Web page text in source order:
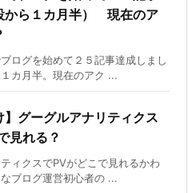
から１カ月半） 現在のア
ログを始めて２５記事達成しまし
カ月半。現在のアク ...
】グーグルアナリティクス
見れる？
ィクスでPVがどこで見れるかわ
ブログ運営初心者の ...